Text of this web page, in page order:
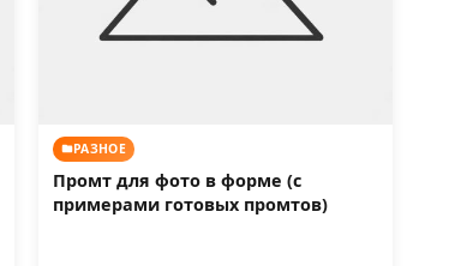
РАЗНОЕ
Промт для фото в форме (с
примерами готовых промтов)